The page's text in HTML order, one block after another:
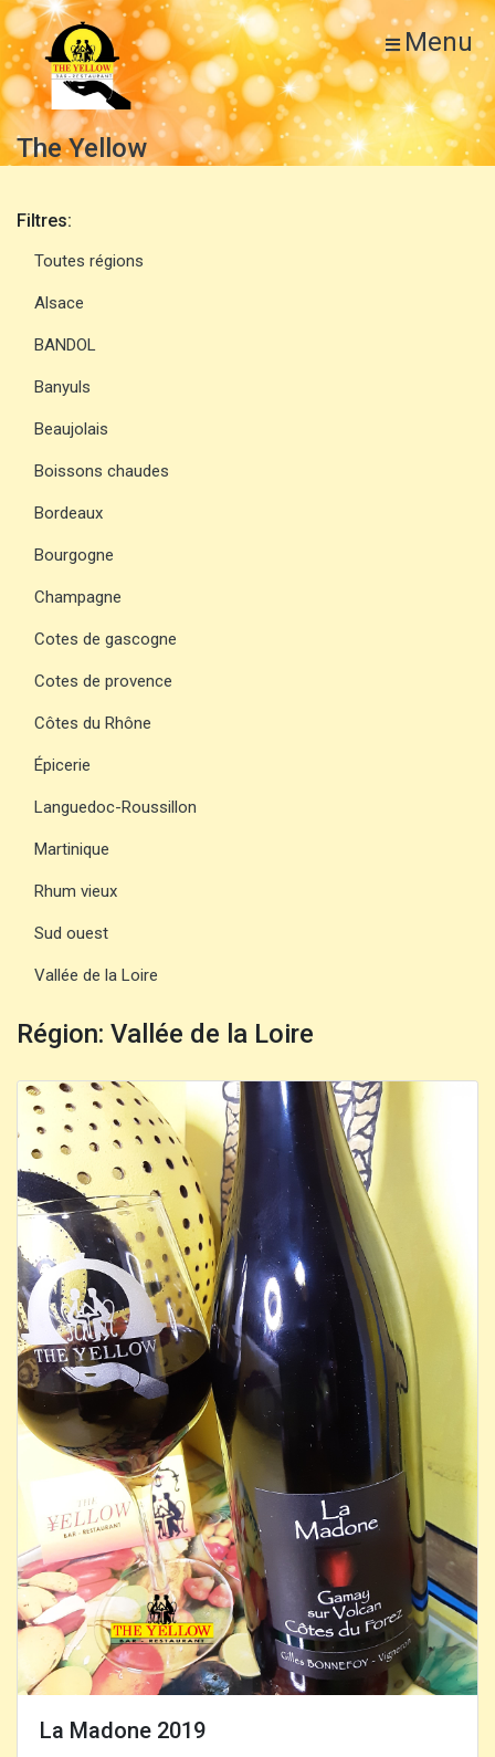
Menu
The Yellow
Filtres:
Toutes régions
Alsace
BANDOL
Banyuls
Beaujolais
Boissons chaudes
Bordeaux
Bourgogne
Champagne
Cotes de gascogne
Cotes de provence
Côtes du Rhône
Épicerie
Languedoc-Roussillon
Martinique
Rhum vieux
Sud ouest
Vallée de la Loire
Région: Vallée de la Loire
La Madone 2019